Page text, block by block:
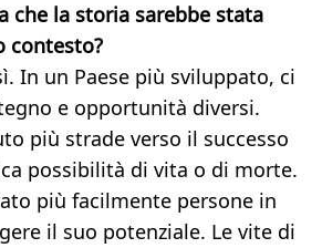
che la storia sarebbe stata
contesto?
In un Paese più sviluppato, ci
e opportunità diversi.
più strade verso il successo
possibilità di vita o di morte.
più facilmente persone in
il suo potenziale. Le vite di